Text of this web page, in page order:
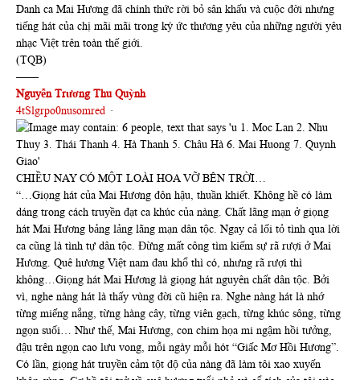
Danh ca Mai Hương đã chính thức rời bỏ sân khấu và cuộc đời nhưng
tiếng hát của chị mãi mãi trong ký ức thương yêu của những người yêu
nhạc Việt trên toàn thế giới.
(TQB)
——
Nguyễn Trương Thu Quỳnh
4tSlgrpo0nusomred ·
CHIỀU NAY CÓ MỘT LOÀI HOA VỠ BÊN TRỜI…
“…Giọng hát của Mai Hương đôn hậu, thuần khiết. Không hề có làm
dáng trong cách truyền đạt ca khúc của nàng. Chất lãng mạn ở giọng
hát Mai Hương bảng lảng lãng mạn dân tộc. Ngay cả lối tỏ tình qua lời
ca cũng là tình tự dân tộc. Đừng mất công tìm kiếm sự rã rượi ở Mai
Hương. Quê hương Việt nam đau khổ thì có, nhưng rã rượi thì
không…Giọng hát Mai Hương là giọng hát nguyên chất dân tộc. Bởi
vì, nghe nàng hát là thấy vùng đời cũ hiện ra. Nghe nàng hát là nhớ
từng miếng nắng, từng hàng cây, từng viên gạch, từng khúc sông, từng
ngọn suối… Như thế, Mai Hương, con chim họa mi ngậm hồi tưởng,
đậu trên ngọn cao lưu vong, mỗi ngày mỗi hót “Giấc Mơ Hồi Hương”.
Có lần, giọng hát truyền cảm tột độ của nàng đã làm tôi xao xuyến